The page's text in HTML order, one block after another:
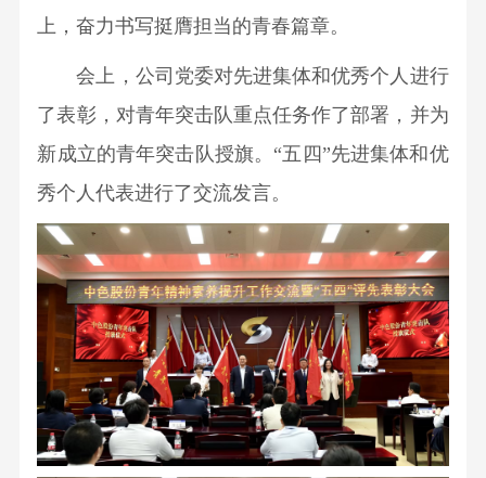
招
社
会
招
聘
资
企
业
招
聘
上，奋力书写挺膺担当的青春篇章。
会上，公司党委对先进集体和优秀个人进行
了表彰，对青年突击队重点任务作了部署，并为
新成立的青年突击队授旗。“五四”先进集体和优
秀个人代表进行了交流发言。